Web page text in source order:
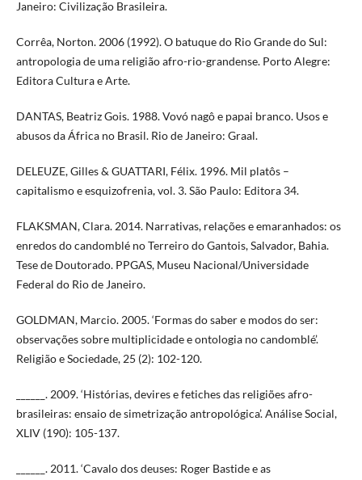
Janeiro: Civilização Brasileira.
Corrêa, Norton. 2006 (1992). O batuque do Rio Grande do Sul:
antropologia de uma religião afro-rio-grandense. Porto Alegre:
Editora Cultura e Arte.
DANTAS, Beatriz Gois. 1988. Vovó nagô e papai branco. Usos e
abusos da África no Brasil. Rio de Janeiro: Graal.
DELEUZE, Gilles & GUATTARI, Félix. 1996. Mil platôs –
capitalismo e esquizofrenia, vol. 3. São Paulo: Editora 34.
FLAKSMAN, Clara. 2014. Narrativas, relações e emaranhados: os
enredos do candomblé no Terreiro do Gantois, Salvador, Bahia.
Tese de Doutorado. PPGAS, Museu Nacional/Universidade
Federal do Rio de Janeiro.
GOLDMAN, Marcio. 2005. ‘Formas do saber e modos do ser:
observações sobre multiplicidade e ontologia no candomblé’.
Religião e Sociedade, 25 (2): 102-120.
______. 2009. ‘Histórias, devires e fetiches das religiões afro-
brasileiras: ensaio de simetrização antropológica’. Análise Social,
XLIV (190): 105-137.
______. 2011. ‘Cavalo dos deuses: Roger Bastide e as